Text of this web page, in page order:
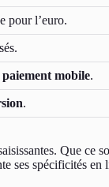
pour l’euro.
mobile.
.
Que
ses spécificités en